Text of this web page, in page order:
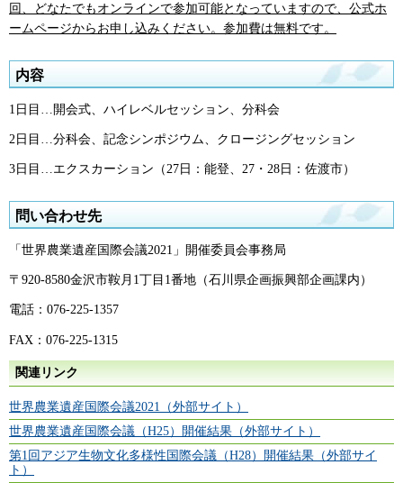
回、どなたでもオンラインで参加可能となっていますので、公式ホ
ームページからお申し込みください。参加費は無料です。
内容
1日目…開会式、ハイレベルセッション、分科会
2日目…分科会、記念シンポジウム、クロージングセッション
3日目…エクスカーション（27日：能登、27・28日：佐渡市）
問い合わせ先
「世界農業遺産国際会議2021」開催委員会事務局
〒920-8580金沢市鞍月1丁目1番地（石川県企画振興部企画課内）
電話：076-225-1357
FAX：076-225-1315
関連リンク
世界農業遺産国際会議2021（外部サイト）
世界農業遺産国際会議（H25）開催結果（外部サイト）
第1回アジア生物文化多様性国際会議（H28）開催結果（外部サイ
ト）